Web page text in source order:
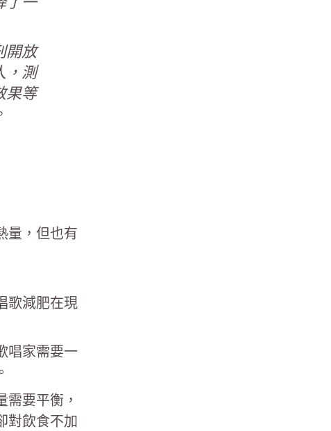
開放
，測
果等
量，但也有
歌減肥在現
唱家需要一
要平衡，
對飲食不加